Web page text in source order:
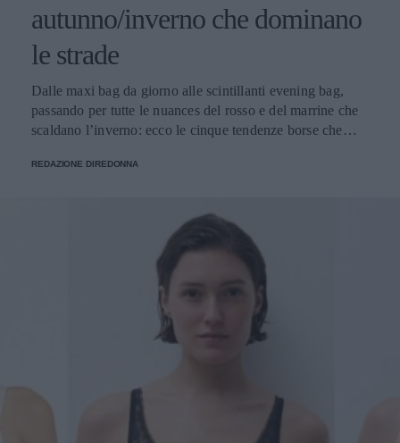
autunno/inverno che dominano
le strade
Dalle maxi bag da giorno alle scintillanti evening bag,
passando per tutte le nuances del rosso e del marrine che
scaldano l’inverno: ecco le cinque tendenze borse che
REDAZIONE DIREDONNA